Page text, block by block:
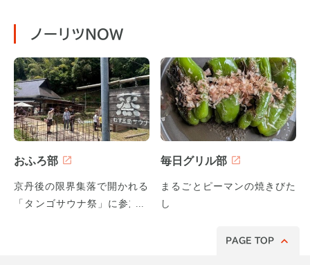
ノーリツNOW
おふろ部
京丹後の限界集落で開かれる
「タンゴサウナ祭」に参加し
毎日グリル部
まるごとピーマンの焼きびた
し
PAGE TOP